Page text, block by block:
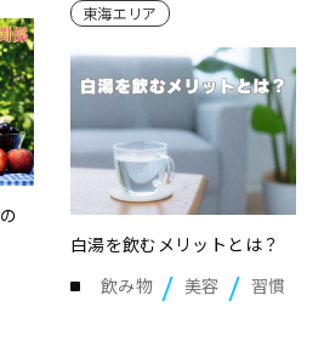
白湯を飲むメリットとは？
飲み物
美容 習慣
東海エリア